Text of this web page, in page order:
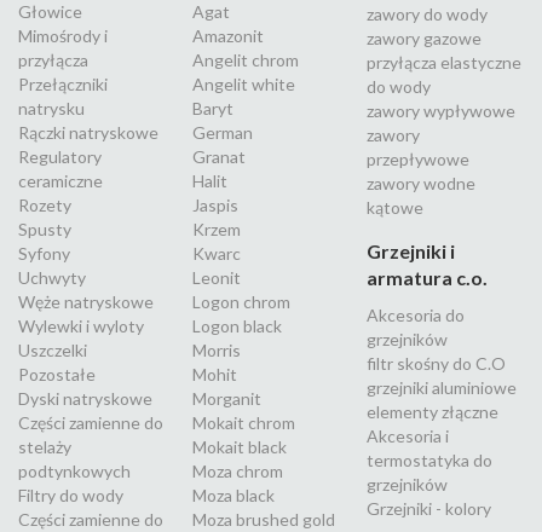
Głowice
Mimośrody i
przyłącza
Przełączniki
natrysku
Rączki natryskowe
Regulatory
ceramiczne
Rozety
Spusty
Syfony
Uchwyty
Węże natryskowe
Wylewki i wyloty
Uszczelki
Pozostałe
Dyski natryskowe
Części zamienne do
stelaży
podtynkowych
Filtry do wody
Części zamienne do
Agat
Amazonit
Angelit chrom
Angelit white
Baryt
German
Granat
Halit
Jaspis
Krzem
Kwarc
Leonit
Logon chrom
Logon black
Morris
Mohit
Morganit
Mokait chrom
Mokait black
Moza chrom
Moza black
Moza brushed gold
zawory do wody
zawory gazowe
przyłącza elastyczne
do wody
zawory wypływowe
zawory
przepływowe
zawory wodne
kątowe
Grzejniki i
armatura c.o.
Akcesoria do
grzejników
filtr skośny do C.O
grzejniki aluminiowe
elementy złączne
Akcesoria i
termostatyka do
grzejników
Grzejniki - kolory